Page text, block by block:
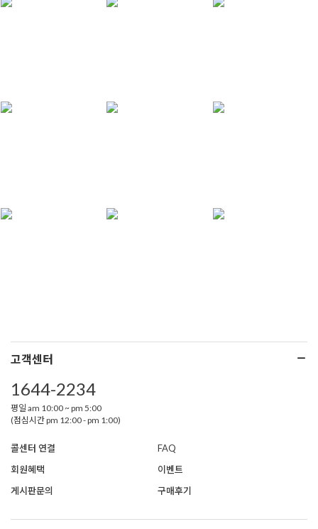
고객센터
1644-2234
평일 am 10:00 ~ pm 5:00
(점심시간 pm 12:00 - pm 1:00)
콜센터 연결
FAQ
회원혜택
이벤트
게시판문의
구매후기